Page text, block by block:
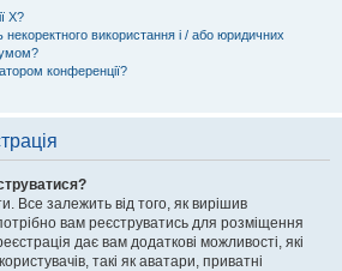
X?
використання і / або юридичних
конференції?
Все залежить від того, як вирішив
вам реєструватись для розміщення
дає вам додаткові можливості, які
такі як аватари, приватні